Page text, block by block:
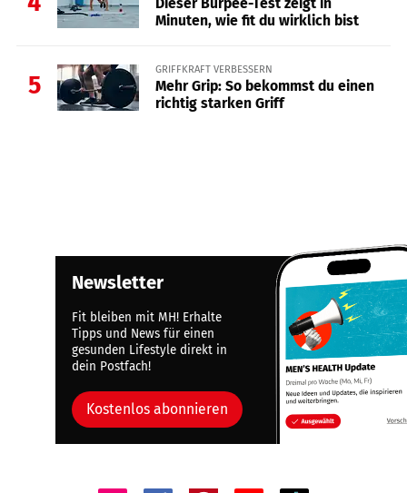
Minuten, wie fit du wirklich bist
5
GRIFFKRAFT VERBESSERN
Mehr Grip: So bekommst du einen
richtig starken Griff
Newsletter
Fit bleiben mit MH! Erhalte
Tipps und News für einen
gesunden Lifestyle direkt in
dein Postfach!
Kostenlos abonnieren